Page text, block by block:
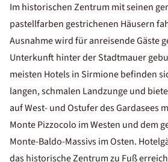
Im historischen Zentrum mit seinen
pastellfarben gestrichenen Häusern
Ausnahme wird für anreisende Gäste
Unterkunft hinter der Stadtmauer
meisten Hotels in Sirmione befinden
langen, schmalen Landzunge und
auf West- und Ostufer des Gardasees
Monte Pizzocolo im Westen und dem
Monte-Baldo-Massivs im Osten.
das historische Zentrum zu Fuß